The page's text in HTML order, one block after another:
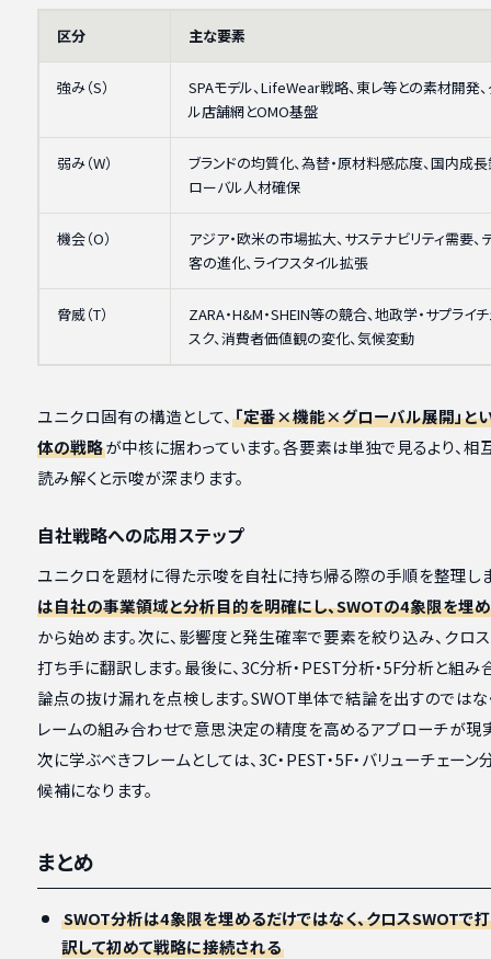
区分 主な要素
強み（S）
SPAモデル、LifeWear戦略、東レ等との素材開発
ル店舗網とOMO基盤
弱み（W）
ブランドの均質化、為替・原材料感応度、国内成長
ローバル人材確保
機会（O）
アジア・欧米の市場拡大、サステナビリティ需要、
客の進化、ライフスタイル拡張
脅威（T）
ZARA・H&M・SHEIN等の競合、地政学・サプライ
スク、消費者価値観の変化、気候変動
ユニクロ固有の構造として、 「定番×機能×グローバル展開」と
体の戦略が中核に据わっています。各要素は単独で見るより、相
読み解くと示唆が深まります。
自社戦略への応用ステップ
ユニクロを題材に得た示唆を自社に持ち帰る際の手順を整理し
は自社の事業領域と分析目的を明確にし、SWOTの4象限を埋
から始めます。次に、影響度と発生確率で要素を絞り込み、クロ
打ち手に翻訳します。最後に、3C分析・PEST分析・5F分析と組み
論点の抜け漏れを点検します。SWOT単体で結論を出すのではな
レームの組み合わせで意思決定の精度を高めるアプローチが現
次に学ぶべきフレームとしては、3C・PEST・5F・バリューチェー
候補になります。
まとめ
SWOT分析は4象限を埋めるだけではなく、クロスSWOTで
訳して初めて戦略に接続される